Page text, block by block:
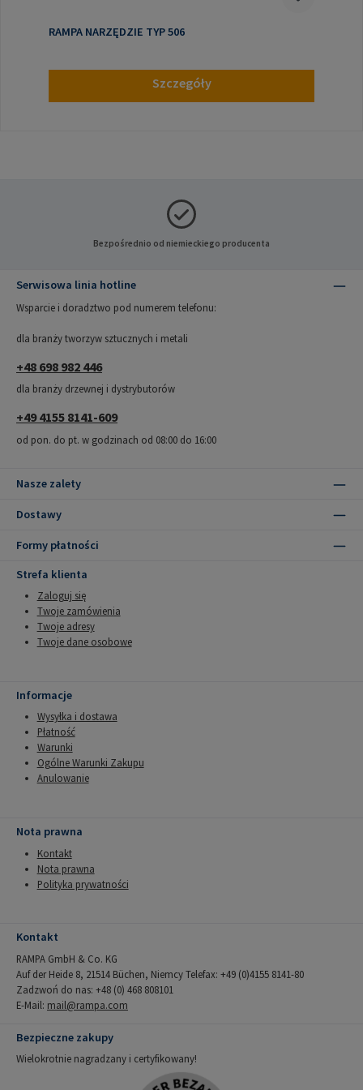
RAMPA NARZĘDZIE TYP 506
Szczegóły
Bezpośrednio od niemieckiego producenta
Serwisowa linia hotline
Wsparcie i doradztwo pod numerem telefonu:
dla branży tworzyw sztucznych i metali
+48 698 982 446
dla branży drzewnej i dystrybutorów
+49 4155 8141-609
od pon. do pt. w godzinach od 08:00 do 16:00
Nasze zalety
Dostawy
Formy płatności
Strefa klienta
Zaloguj się
Twoje zamówienia
Twoje adresy
Twoje dane osobowe
Informacje
Wysyłka i dostawa
Płatność
Warunki
Ogólne Warunki Zakupu
Anulowanie
Nota prawna
Kontakt
Nota prawna
Polityka prywatności
Kontakt
RAMPA GmbH & Co. KG
Auf der Heide 8, 21514 Büchen, Niemcy Telefax: +49 (0)4155 8141-80
Zadzwoń do nas: +48 (0) 468 808101
E-Mail: mail@rampa.com
Bezpieczne zakupy
Wielokrotnie nagradzany i certyfikowany!